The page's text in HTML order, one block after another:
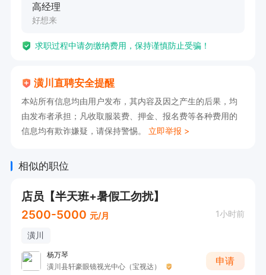
高经理
好想来
求职过程中请勿缴纳费用，保持谨慎防止受骗！
潢川直聘安全提醒
本站所有信息均由用户发布，其内容及因之产生的后果，均
由发布者承担；凡收取服装费、押金、报名费等各种费用的
信息均有欺诈嫌疑，请保持警惕。 立即举报 >
相似的职位
店员【半天班+暑假工勿扰】
2500-5000 元/月 1小时前
潢川
杨万琴
潢川县轩豪眼镜视光中心（宝视达）
申请